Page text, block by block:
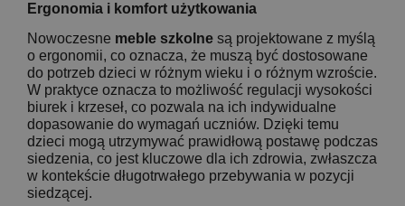
Ergonomia i komfort użytkowania
Nowoczesne meble szkolne są projektowane z myślą
o ergonomii, co oznacza, że muszą być dostosowane
do potrzeb dzieci w różnym wieku i o różnym wzroście.
W praktyce oznacza to możliwość regulacji wysokości
biurek i krzeseł, co pozwala na ich indywidualne
dopasowanie do wymagań uczniów. Dzięki temu
dzieci mogą utrzymywać prawidłową postawę podczas
siedzenia, co jest kluczowe dla ich zdrowia, zwłaszcza
w kontekście długotrwałego przebywania w pozycji
siedzącej.